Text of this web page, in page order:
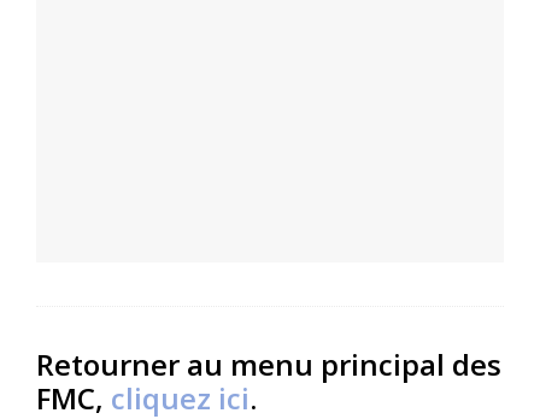
Retourner au menu principal des
FMC, cliquez ici.